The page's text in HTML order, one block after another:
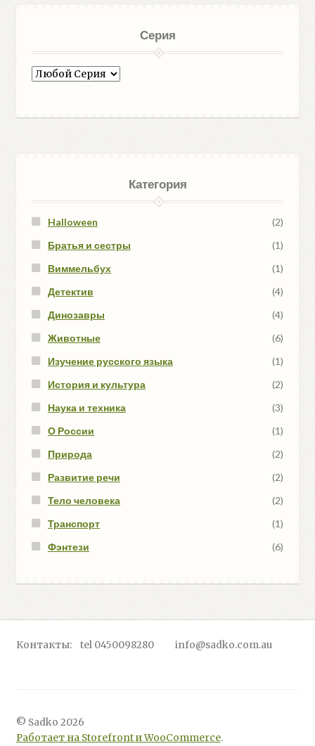
Серия
Категория
Halloween
(2)
Братья и сестры
(1)
Виммельбух
(1)
Детектив
(4)
Динозавры
(4)
Животные
(6)
Изучение русского языка
(1)
История и культура
(2)
Наука и техника
(3)
О России
(1)
Природа
(2)
Развитие речи
(2)
Тело человека
(2)
Транспорт
(1)
Фэнтези
(6)
Контакты: tel 0450098280 info@sadko.com.au
© Sadko 2026
Работает на Storefront и WooCommerce.